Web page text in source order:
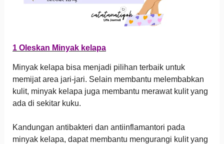
1 Oleskan Minyak kelapa
Minyak kelapa bisa menjadi pilihan terbaik untuk
memijat area jari-jari. Selain membantu melembabkan
kulit, minyak kelapa juga membantu merawat kulit yang
ada di sekitar kuku.
Kandungan antibakteri dan antiinflamantori pada
minyak kelapa, dapat membantu mengurangi kulit yang